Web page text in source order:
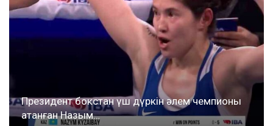
Президент бокстан үш дүркін әлем чемпионы
атанған Назым…